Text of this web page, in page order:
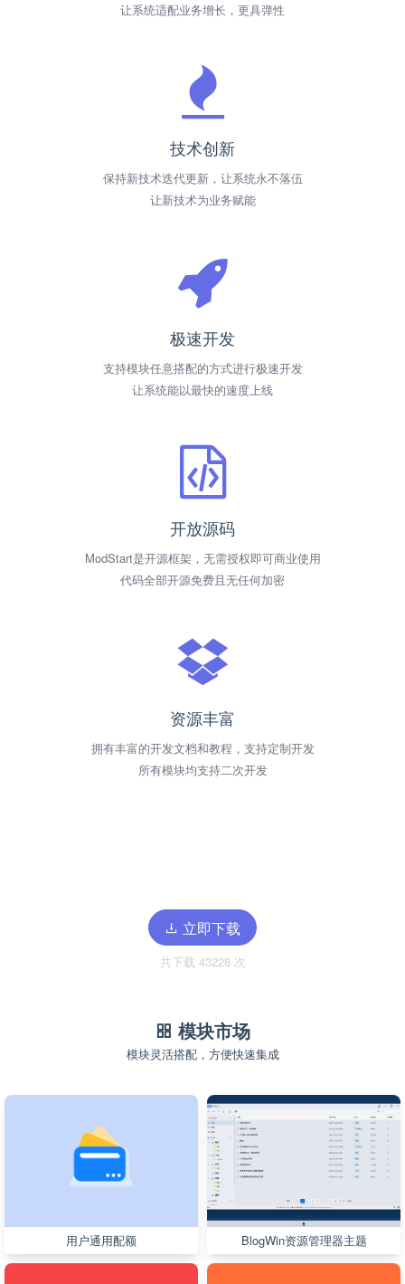
让系统适配业务增长，更具弹性
技术创新
保持新技术迭代更新，让系统永不落伍
让新技术为业务赋能
极速开发
支持模块任意搭配的方式进行极速开发
让系统能以最快的速度上线
开放源码
ModStart是开源框架，无需授权即可商业使用
代码全部开源免费且无任何加密
资源丰富
拥有丰富的开发文档和教程，支持定制开发
所有模块均支持二次开发
立即下载
共下载 43228 次
模块市场
模块灵活搭配，方便快速集成
用户通用配额 BlogWin资源管理器主题